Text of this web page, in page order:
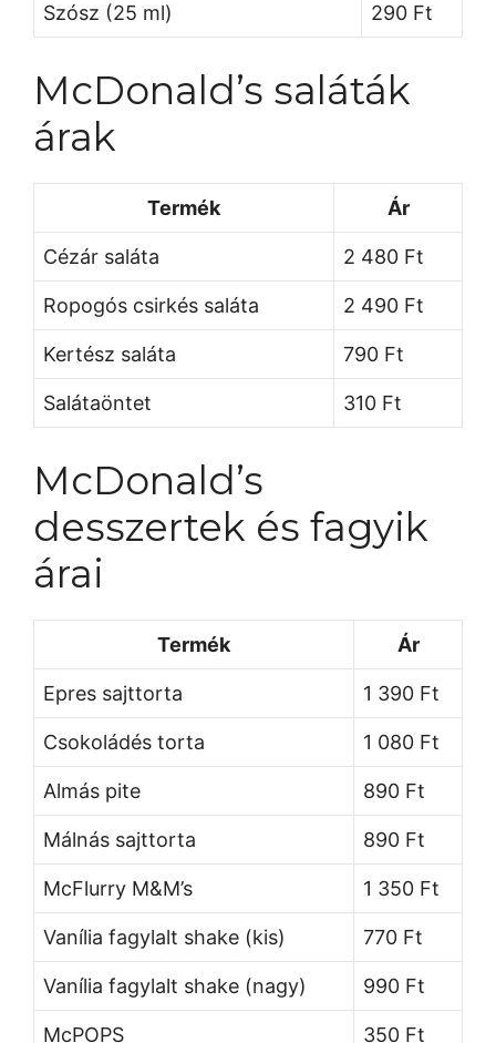
Szósz (25 ml) 290 Ft
McDonald’s saláták
árak
Termék Ár
Cézár saláta 2 480 Ft
Ropogós csirkés saláta 2 490 Ft
Kertész saláta 790 Ft
Salátaöntet 310 Ft
McDonald’s
desszertek és fagyik
árai
Termék Ár
Epres sajttorta 1 390 Ft
Csokoládés torta 1 080 Ft
Almás pite 890 Ft
Málnás sajttorta 890 Ft
McFlurry M&M’s 1 350 Ft
Vanília fagylalt shake (kis) 770 Ft
Vanília fagylalt shake (nagy) 990 Ft
McPOPS 350 Ft